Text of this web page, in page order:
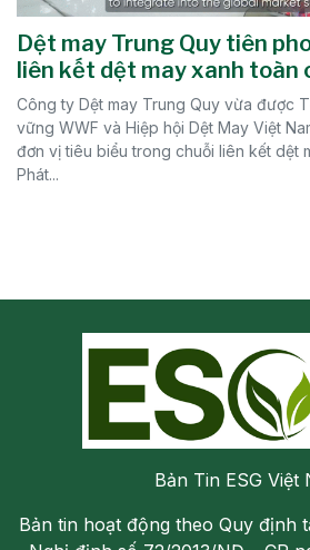
Dệt may Trung Quy tiên
liên kết dệt may xanh toàn
Công ty Dệt may Trung Quy vừa được
vững WWF và Hiệp hội Dệt May Việt
đơn vị tiêu biểu trong chuỗi liên kết dệt
Phát...
Bản Tin ESG Việt
Bản tin hoạt động theo Quy định